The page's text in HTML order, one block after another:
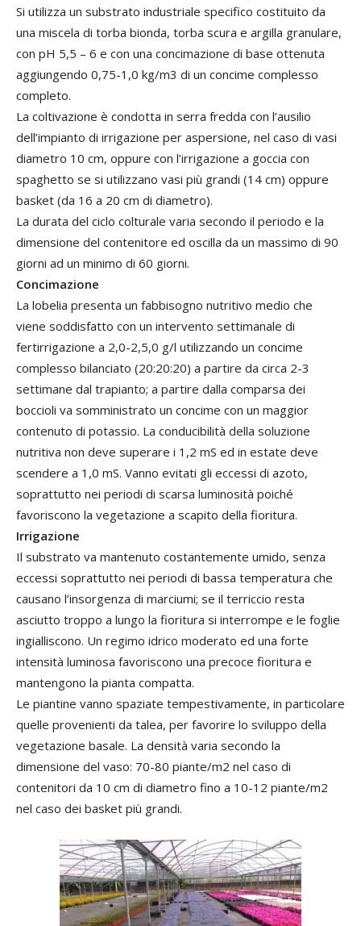
Si utilizza un substrato industriale specifico costituito da
una miscela di torba bionda, torba scura e argilla granulare,
con pH 5,5 – 6 e con una concimazione di base ottenuta
aggiungendo 0,75-1,0 kg/m3 di un concime complesso
completo.
La coltivazione è condotta in serra fredda con l’ausilio
dell’impianto di irrigazione per aspersione, nel caso di vasi
diametro 10 cm, oppure con l’irrigazione a goccia con
spaghetto se si utilizzano vasi più grandi (14 cm) oppure
basket (da 16 a 20 cm di diametro).
La durata del ciclo colturale varia secondo il periodo e la
dimensione del contenitore ed oscilla da un massimo di 90
giorni ad un minimo di 60 giorni.
Concimazione
La lobelia presenta un fabbisogno nutritivo medio che
viene soddisfatto con un intervento settimanale di
fertirrigazione a 2,0-2,5,0 g/l utilizzando un concime
complesso bilanciato (20:20:20) a partire da circa 2-3
settimane dal trapianto; a partire dalla comparsa dei
boccioli va somministrato un concime con un maggior
contenuto di potassio. La conducibilità della soluzione
nutritiva non deve superare i 1,2 mS ed in estate deve
scendere a 1,0 mS. Vanno evitati gli eccessi di azoto,
soprattutto nei periodi di scarsa luminosità poiché
favoriscono la vegetazione a scapito della fioritura.
Irrigazione
Il substrato va mantenuto costantemente umido, senza
eccessi soprattutto nei periodi di bassa temperatura che
causano l’insorgenza di marciumi; se il terriccio resta
asciutto troppo a lungo la fioritura si interrompe e le foglie
ingialliscono. Un regimo idrico moderato ed una forte
intensità luminosa favoriscono una precoce fioritura e
mantengono la pianta compatta.
Le piantine vanno spaziate tempestivamente, in particolare
quelle provenienti da talea, per favorire lo sviluppo della
vegetazione basale. La densità varia secondo la
dimensione del vaso: 70-80 piante/m2 nel caso di
contenitori da 10 cm di diametro fino a 10-12 piante/m2
nel caso dei basket più grandi.